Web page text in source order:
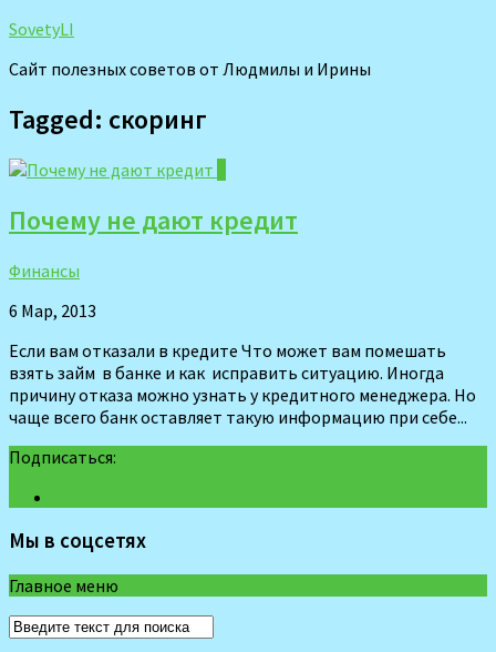
SovetyLI
Сайт полезных советов от Людмилы и Ирины
Tagged: скоринг
Почему не дают кредит
Финансы
6 Мар, 2013
Если вам отказали в кредите Что может вам помешать
взять займ в банке и как исправить ситуацию. Иногда
причину отказа можно узнать у кредитного менеджера. Но
чаще всего банк оставляет такую информацию при себе...
Подписаться:
Мы в соцсетях
Главное меню